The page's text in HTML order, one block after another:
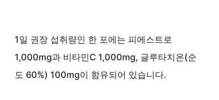
1일 권장 섭취량인 한 포에는 피에스트로
1,000mg과 비타민C 1,000mg, 글루타치온(순
도 60%) 100mg이 함유되어 있습니다.